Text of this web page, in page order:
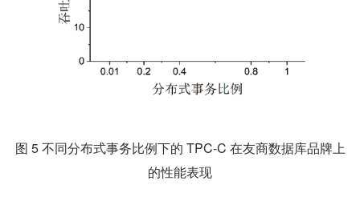
图 5 不同分布式事务比例下的 TPC-C 在友商数据库品牌上
的性能表现